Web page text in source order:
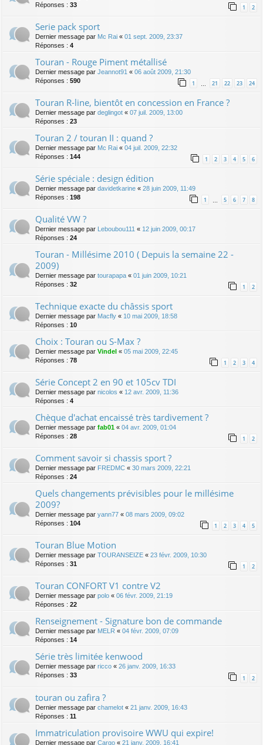
Réponses : 33 1 2
Serie pack sport
Dernier message par Mc Rai « 01 sept. 2009, 23:37
Réponses : 4
Touran - Rouge Piment métallisé
Dernier message par Jeannot91 « 06 août 2009, 21:30
Réponses : 590 1 21 22 23 24
Touran R-line, bientôt en concession en France ?
Dernier message par deglingot « 07 juil. 2009, 13:00
Réponses : 23
Touran 2 / touran II : quand ?
Dernier message par Mc Rai « 04 juil. 2009, 22:32
Réponses : 144 1 2 3 4 5 6
Série spéciale : design édition
Dernier message par davidetkarine « 28 juin 2009, 11:49
Réponses : 198 1 5 6 7 8
Qualité VW ?
Dernier message par Leboubou111 « 12 juin 2009, 00:17
Réponses : 24
Touran - Millésime 2010 ( Depuis la semaine 22 -
2009)
Dernier message par tourapapa « 01 juin 2009, 10:21
Réponses : 32 1 2
Technique exacte du châssis sport
Dernier message par Macfly « 10 mai 2009, 18:58
Réponses : 10
Choix : Touran ou S-Max ?
Dernier message par Vindel « 05 mai 2009, 22:45
Réponses : 78 1 2 3 4
Série Concept 2 en 90 et 105cv TDI
Dernier message par nicolos « 12 avr. 2009, 11:36
Réponses : 4
Chèque d'achat encaissé très tardivement ?
Dernier message par fab01 « 04 avr. 2009, 01:04
Réponses : 28 1 2
Comment savoir si chassis sport ?
Dernier message par FREDMC « 30 mars 2009, 22:21
Réponses : 24
Quels changements prévisibles pour le millésime
2009?
Dernier message par yann77 « 08 mars 2009, 09:02
Réponses : 104 1 2 3 4 5
Touran Blue Motion
Dernier message par TOURANSEIZE « 23 févr. 2009, 10:30
Réponses : 31 1 2
Touran CONFORT V1 contre V2
Dernier message par polo « 06 févr. 2009, 21:19
Réponses : 22
Renseignement - Signature bon de commande
Dernier message par MELR « 04 févr. 2009, 07:09
Réponses : 14
Série très limitée kenwood
Dernier message par ricco « 26 janv. 2009, 16:33
Réponses : 33 1 2
touran ou zafira ?
Dernier message par chamelot « 21 janv. 2009, 16:43
Réponses : 11
Immatriculation provisoire WWU qui expire!
Dernier message par Cargo « 21 janv. 2009, 16:41